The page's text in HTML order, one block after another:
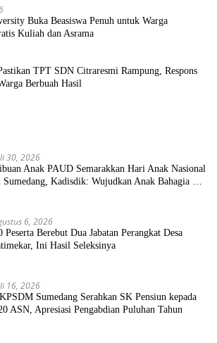
Buka Beasiswa Penuh untuk Warga
Kuliah dan Asrama
TPT SDN Citraresmi Rampung, Respons
Berbuah Hasil
30, 2026
Anak PAUD Semarakkan Hari Anak Nasional
Sumedang, Kadisdik: Wujudkan Anak Bahagia dan
6, 2026
Peserta Berebut Dua Jabatan Perangkat Desa
Ini Hasil Seleksinya
16, 2026
Sumedang Serahkan SK Pensiun kepada
ASN, Apresiasi Pengabdian Puluhan Tahun